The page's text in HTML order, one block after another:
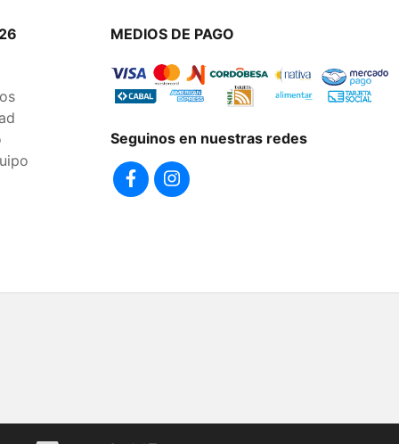
MEDIOS DE PAGO
Seguinos en nuestras redes